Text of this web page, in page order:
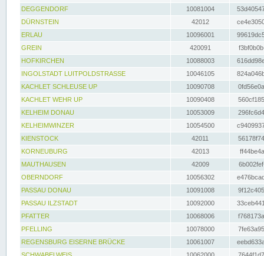
DEGGENDORF
10081004
DÜRNSTEIN
42012
ERLAU
10096001
GREIN
420091
HOFKIRCHEN
10088003
INGOLSTADT LUITPOLDSTRASSE
10046105
KACHLET SCHLEUSE UP
10090708
KACHLET WEHR UP
10090408
KELHEIM DONAU
10053009
KELHEIMWINZER
10054500
KIENSTOCK
42011
KORNEUBURG
42013
MAUTHAUSEN
42009
OBERNDORF
10056302
PASSAU DONAU
10091008
PASSAU ILZSTADT
10092000
PFATTER
10068006
PFELLING
10078000
REGENSBURG EISERNE BRÜCKE
10061007